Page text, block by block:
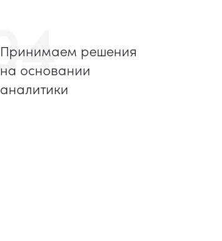
04
Принимаем решения
на основании
аналитики